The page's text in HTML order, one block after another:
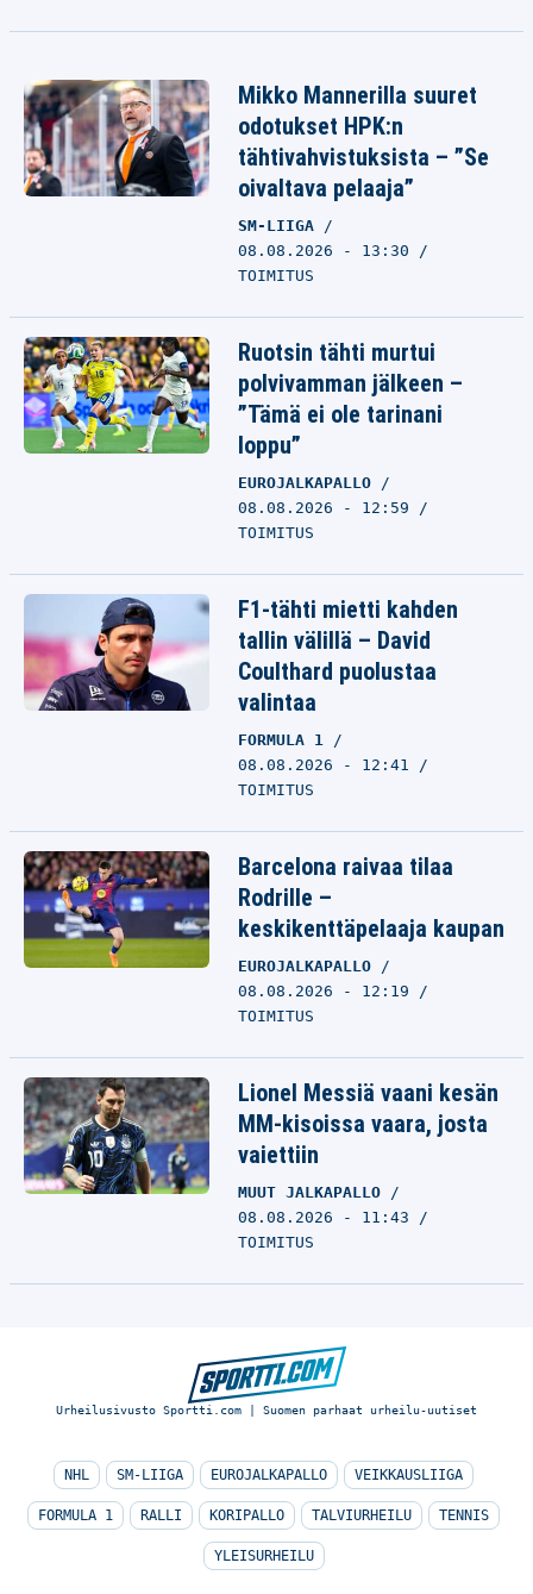
Mikko Mannerilla suuret
odotukset HPK:n
tähtivahvistuksista – ”Se
oivaltava pelaaja”
SM-LIIGA
08.08.2026 - 13:30
TOIMITUS
Ruotsin tähti murtui
polvivamman jälkeen –
”Tämä ei ole tarinani
loppu”
EUROJALKAPALLO
08.08.2026 - 12:59
TOIMITUS
F1-tähti mietti kahden
tallin välillä – David
Coulthard puolustaa
valintaa
FORMULA 1
08.08.2026 - 12:41
TOIMITUS
Barcelona raivaa tilaa
Rodrille –
keskikenttäpelaaja kaupan
EUROJALKAPALLO
08.08.2026 - 12:19
TOIMITUS
Lionel Messiä vaani kesän
MM-kisoissa vaara, josta
vaiettiin
MUUT JALKAPALLO
08.08.2026 - 11:43
TOIMITUS
Urheilusivusto Sportti.com | Suomen parhaat urheilu-uutiset
NHL SM-LIIGA EUROJALKAPALLO VEIKKAUSLIIGA
FORMULA 1 RALLI KORIPALLO TALVIURHEILU TENNIS
YLEISURHEILU